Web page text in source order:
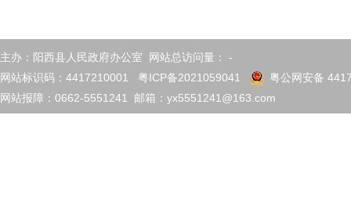
主办：阳西县人民政府办公室 网站总访问量： -
网站标识码：4417210001 粤ICP备2021059041
粤公网安备
网站报障：0662-5551241 邮箱：yx5551241@163.com